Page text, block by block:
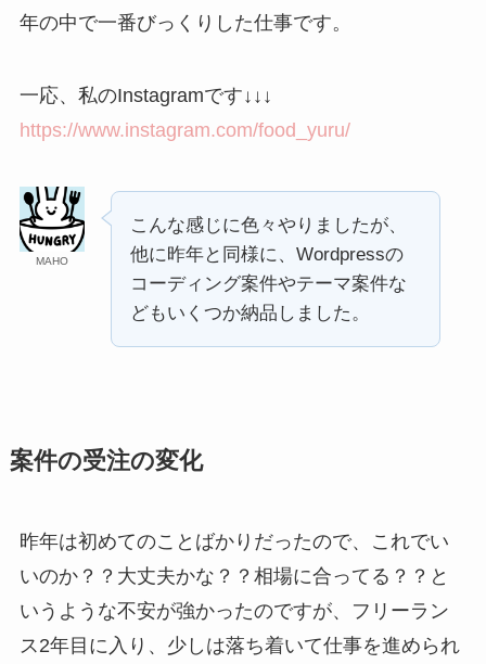
年の中で一番びっくりした仕事です。
一応、私のInstagramです↓↓↓
https://www.instagram.com/food_yuru/
MAHO
こんな感じに色々やりましたが、
他に昨年と同様に、Wordpressの
コーディング案件やテーマ案件な
どもいくつか納品しました。
案件の受注の変化
昨年は初めてのことばかりだったので、これでい
いのか？？大丈夫かな？？相場に合ってる？？と
いうような不安が強かったのですが、フリーラン
ス2年目に入り、少しは落ち着いて仕事を進められ